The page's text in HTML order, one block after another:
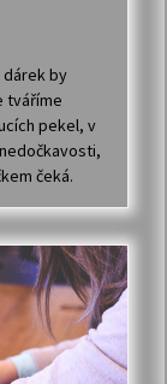
dárek by
tváříme
pekel, v
čeká.